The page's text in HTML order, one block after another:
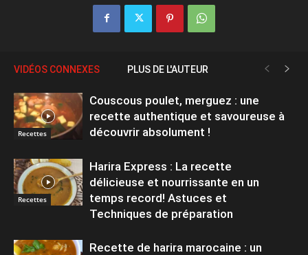
VIDÉOS CONNEXES PLUS DE L'AUTEUR
Recettes
Couscous poulet, merguez : une
recette authentique et savoureuse à
découvrir absolument !
Recettes
Harira Express : La recette
délicieuse et nourrissante en un
temps record! Astuces et
Techniques de préparation
Recette de harira marocaine : un